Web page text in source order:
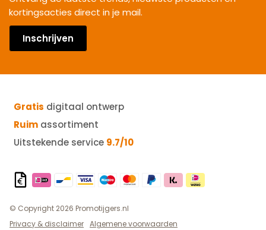
kortingsacties direct in je mail.
Inschrijven
Gratis digitaal ontwerp
Ruim assortiment
Uitstekende service 9.7/10
© Copyright 2026 Promotijgers.nl
Privacy & disclaimer Algemene voorwaarden